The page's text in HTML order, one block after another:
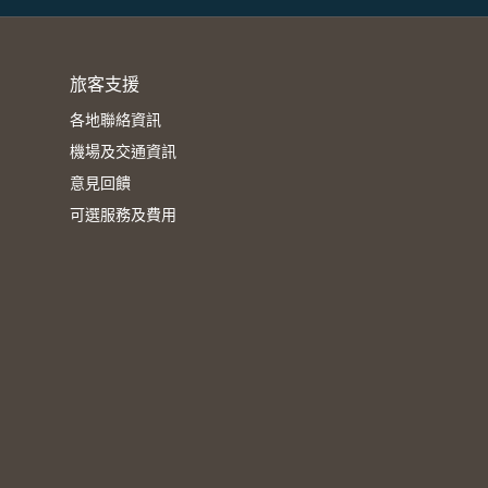
旅客支援
各地聯絡資訊
機場及交通資訊
意見回饋
可選服務及費用